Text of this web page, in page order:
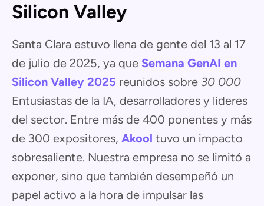
Silicon Valley
Santa Clara estuvo llena de gente del 13 al 17
de julio de 2025, ya que Semana GenAI en
Silicon Valley 2025 reunidos sobre 30 000
Entusiastas de la IA, desarrolladores y líderes
del sector. Entre más de 400 ponentes y más
de 300 expositores, Akool tuvo un impacto
sobresaliente. Nuestra empresa no se limitó a
exponer, sino que también desempeñó un
papel activo a la hora de impulsar las